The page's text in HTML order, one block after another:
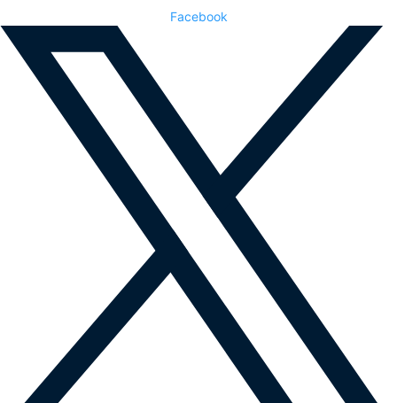
Facebook